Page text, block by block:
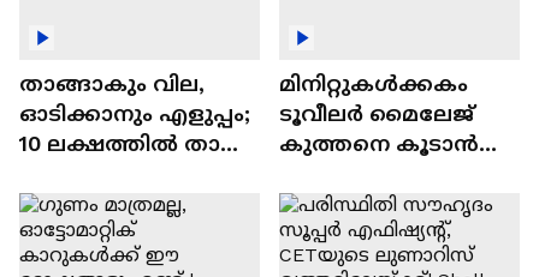
താങ്ങാകും വില,
ഓടിക്കാനും എളുപ്പം;
10 ലക്ഷത്തിൽ താഴെ
ഓട്ടോമാറ്റിക്ക്
എസ്‍യുവികൾ
മിനിറ്റുകൾക്കകം
ടൂവീലർ മൈലേജ്
കുത്തനെ കൂടാൻ